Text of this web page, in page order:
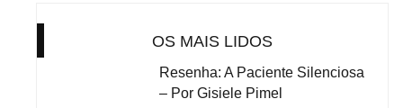
OS MAIS LIDOS
Resenha: A Paciente Silenciosa
– Por Gisiele Pimel